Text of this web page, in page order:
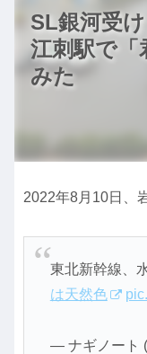
SL銀河受
江刺駅で「
みた
2022年8月10日、
東北新幹線、
は天然色
— ナギノート